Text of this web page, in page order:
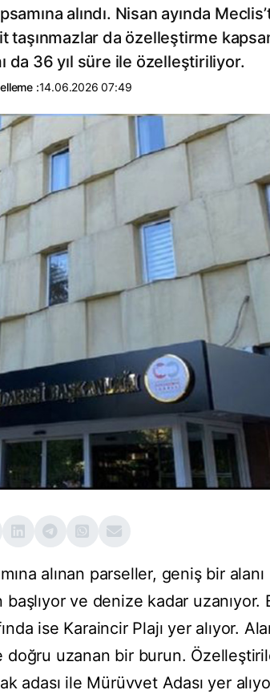
alındı. Nisan ayında
taşınmazlar da özelleştirme
da 36 yıl süre ile özelleştiriliyor.
:14.06.2026 07:49
alınan parseller, geniş bir alanı
başlıyor ve denize kadar uzanıyor.
ise Karaincir Plajı yer alıyor.
doğru uzanan bir burun.
adası ile Mürüvvet Adası yer